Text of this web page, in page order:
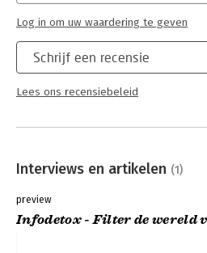
Schrijf een recensie
Lees ons recensiebeleid
Log in om uw waardering te geven
Interviews en artikelen (1)
preview
Infodetox - Filter de wereld